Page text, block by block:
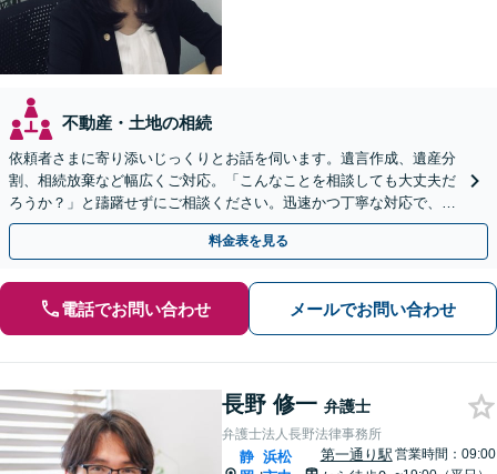
不動産・土地の相続
依頼者さまに寄り添いじっくりとお話を伺います。遺言作成、遺産分
割、相続放棄など幅広くご対応。「こんなことを相談しても大丈夫だ
ろうか？」と躊躇せずにご相談ください。迅速かつ丁寧な対応で、今
後の親族関係も考慮しながら進めます。
料金表を見る
電話でお問い合わせ メールでお問い合わせ
長野 修一 弁護士
弁護士法人長野法律事務所
静 浜松
第一通り駅 営業時間：09:00